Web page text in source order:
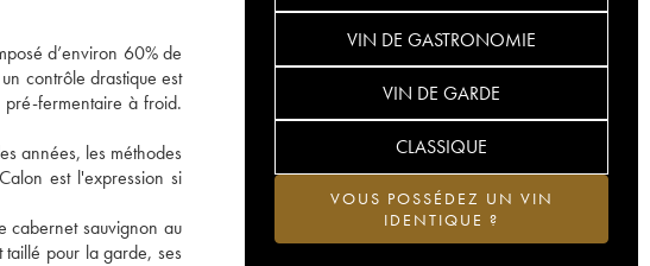
d’environ 60% de
contrôle drastique est
fermentaire à froid.
années, les méthodes
est l'expression si
cabernet sauvignon au
pour la garde, ses
VIN DE GASTRONOMIE
VIN DE GARDE
CLASSIQUE
VOUS POSSÉDEZ UN VIN
IDENTIQUE ?